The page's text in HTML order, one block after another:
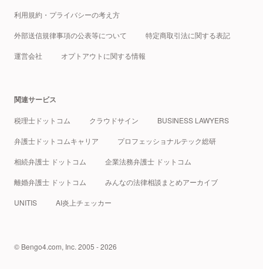
利用規約・プライバシーの考え方
外部送信規律事項の公表等について 特定商取引法に関する表記
運営会社 オプトアウトに関する情報
関連サービス
税理士ドットコム クラウドサイン BUSINESS LAWYERS
弁護士ドットコムキャリア プロフェッショナルテック総研
相続弁護士 ドットコム 企業法務弁護士 ドットコム
離婚弁護士 ドットコム みんなの法律相談まとめアーカイブ
UNITIS AI炎上チェッカー
© Bengo4.com, Inc. 2005 - 2026